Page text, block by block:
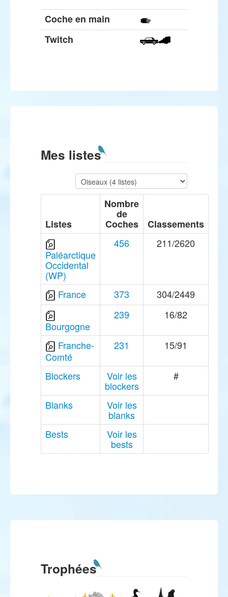
Coche en main
Twitch
Mes listes
Listes
Nombre
de
Coches Classements
Paléarctique
Occidental
(WP)
456 211/2620
France 373 304/2449
Bourgogne
239 16/82
Franche-
Comté
231 15/91
Blockers Voir les
blockers
#
Blanks Voir les
blanks
Bests
Voir les
bests
Trophées